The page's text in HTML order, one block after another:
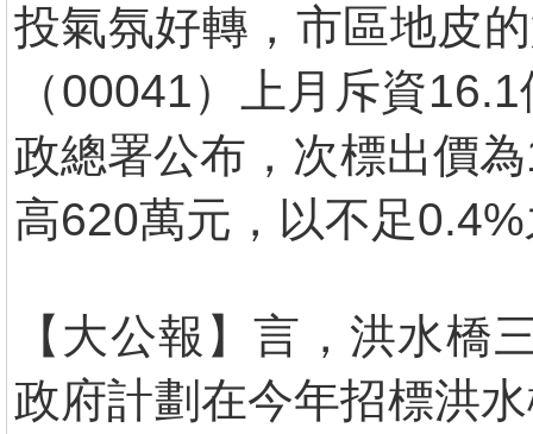
投氣氛好轉，市區地皮
（00041）上月斥資
政總署公布，次標出價
高620萬元，以不足
【大公報】言，洪水橋
政府計劃在今年招標洪